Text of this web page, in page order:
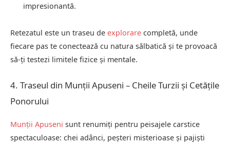
impresionantă.
Retezatul este un traseu de explorare completă, unde
fiecare pas te conectează cu natura sălbatică și te provoacă
să-ți testezi limitele fizice și mentale.
4. Traseul din Munții Apuseni – Cheile Turzii și Cetățile
Ponorului
Munții Apuseni sunt renumiți pentru peisajele carstice
spectaculoase: chei adânci, peșteri misterioase și pajiști